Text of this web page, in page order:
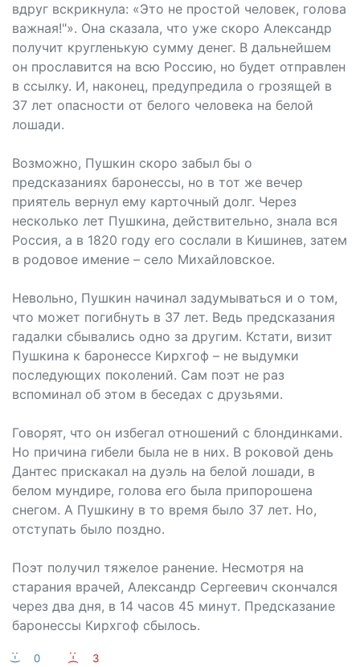
вдруг вскрикнула: «Это не простой человек, голова
важная!"». Она сказала, что уже скоро Александр
получит кругленькую сумму денег. В дальнейшем
он прославится на всю Россию, но будет отправлен
в ссылку. И, наконец, предупредила о грозящей в
37 лет опасности от белого человека на белой
лошади.
Возможно, Пушкин скоро забыл бы о
предсказаниях баронессы, но в тот же вечер
приятель вернул ему карточный долг. Через
несколько лет Пушкина, действительно, знала вся
Россия, а в 1820 году его сослали в Кишинев, затем
в родовое имение – село Михайловское.
Невольно, Пушкин начинал задумываться и о том,
что может погибнуть в 37 лет. Ведь предсказания
гадалки сбывались одно за другим. Кстати, визит
Пушкина к баронессе Кирхгоф – не выдумки
последующих поколений. Сам поэт не раз
вспоминал об этом в беседах с друзьями.
Говорят, что он избегал отношений с блондинками.
Но причина гибели была не в них. В роковой день
Дантес прискакал на дуэль на белой лошади, в
белом мундире, голова его была припорошена
снегом. А Пушкину в то время было 37 лет. Но,
отступать было поздно.
Поэт получил тяжелое ранение. Несмотря на
старания врачей, Александр Сергеевич скончался
через два дня, в 14 часов 45 минут. Предсказание
баронессы Кирхгоф сбылось.
:-) 0 :-( 3